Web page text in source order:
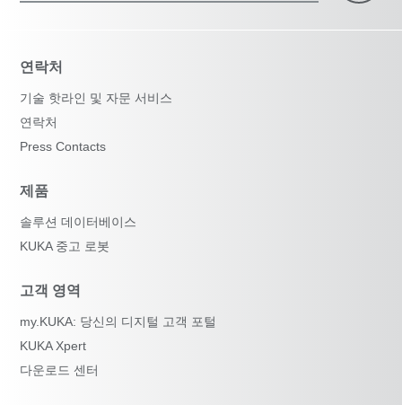
연락처
기술 핫라인 및 자문 서비스
연락처
Press Contacts
제품
솔루션 데이터베이스
KUKA 중고 로봇
고객 영역
my.KUKA: 당신의 디지털 고객 포털
KUKA Xpert
다운로드 센터